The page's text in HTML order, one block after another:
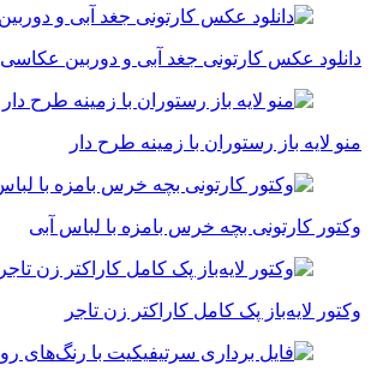
دانلود عکس کارتونی جغد آبی و دوربین عکاسی
منو لایه باز رستوران با زمینه طرح دار
وکتور کارتونی بچه خرس بامزه با لباس آبی
وکتور لایه‌باز پک کامل کاراکتر زن تاجر